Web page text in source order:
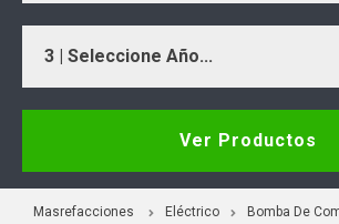
3 | Seleccione Año...
Ver Productos
Masrefacciones Eléctrico
Bomba De